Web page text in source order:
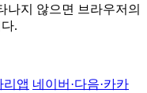
나지 않으면 브라우저의
.
리앱 네이버·다음·카카